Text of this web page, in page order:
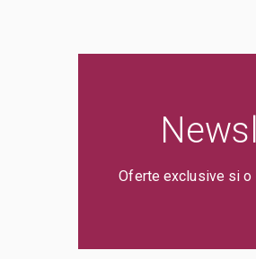
Oferte exclusive si o